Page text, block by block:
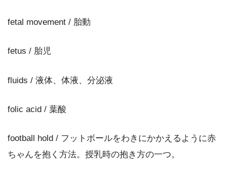
fetal movement / 胎動
fetus / 胎児
fluids / 液体、体液、分泌液
folic acid / 葉酸
football hold / フットボールをわきにかかえるように赤
ちゃんを抱く方法。授乳時の抱き方の一つ。